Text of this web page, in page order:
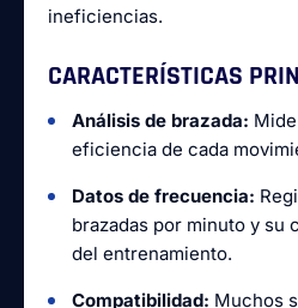
ineficiencias.
CARACTERÍSTICAS
Análisis de brazada:
eficiencia de cada
Datos de frecuencia:
brazadas por minuto y su
del entrenamiento.
Compatibilidad: Muchos